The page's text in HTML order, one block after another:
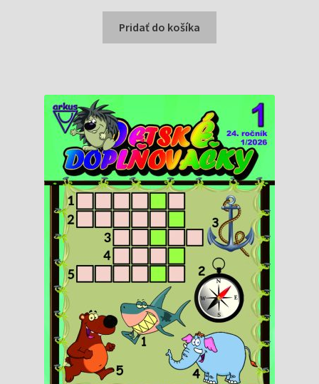
cena
bola:
1,49 €.
cena
je:
1,39 €.
Pridať do košíka